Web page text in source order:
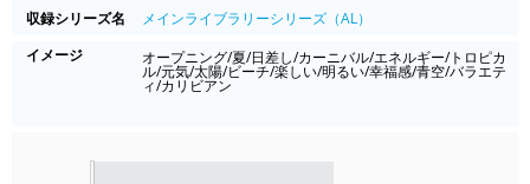
収録シリーズ名
メインライブラリーシリーズ（AL）
イメージ
オープニング/夏/日差し/カーニバル/エネルギー/トロピカ
ル/元気/太陽/ビーチ/楽しい/明るい/幸福感/青空/バラエテ
ィ/カリビアン